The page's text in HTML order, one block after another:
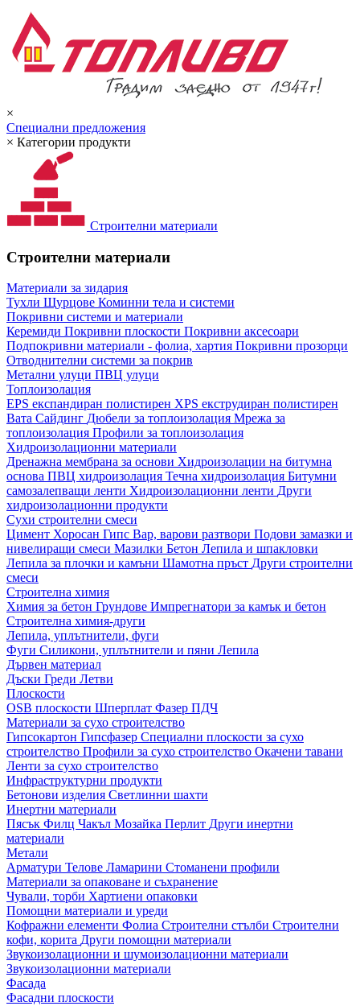
×
Специални предложения
× Категории продукти
Строителни материали
Строителни материали
Материали за зидария
Тухли Щурцове Коминни тела и системи
Покривни системи и материали
Керемиди Покривни плоскости Покривни аксесоари
Подпокривни материали - фолиа, хартия Покривни прозорци
Отводнителни системи за покрив
Метални улуци ПВЦ улуци
Топлоизолация
EPS експандиран полистирен XPS екструдиран полистирен
Вата Сайдинг Дюбели за топлоизолация Мрежа за
топлоизолация Профили за топлоизолация
Хидроизолационни материали
Дренажна мембрана за основи Хидроизолации на битумна
основа ПВЦ хидроизолация Течна хидроизолация Битумни
самозалепващи ленти Хидроизолационни ленти Други
хидроизолационни продукти
Сухи строителни смеси
Цимент Хоросан Гипс Вар, варови разтвори Подови замазки и
нивелиращи смеси Мазилки Бетон Лепила и шпакловки
Лепила за плочки и камъни Шамотна пръст Други строителни
смеси
Строителна химия
Химия за бетон Грундове Импрегнатори за камък и бетон
Строителна химия-други
Лепила, уплътнители, фуги
Фуги Силикони, уплътнители и пяни Лепила
Дървен материал
Дъски Греди Летви
Плоскости
OSB плоскости Шперплат Фазер ПДЧ
Материали за сухо строителство
Гипсокартон Гипсфазер Специални плоскости за сухо
строителство Профили за сухо строителство Окачени тавани
Ленти за сухо строителство
Инфраструктурни продукти
Бетонови изделия Светлинни шахти
Инертни материали
Пясък Филц Чакъл Мозайкa Перлит Други инертни
материали
Метали
Арматури Телове Ламарини Стоманени профили
Материали за опаковане и съхранение
Чували, торби Хартиени опаковки
Помощни материали и уреди
Кофражни елементи Фолиа Строителни стълби Строителни
кофи, корита Други помощни материали
Звукоизолационни и шумоизолационни материали
Звукоизолационни материали
Фасада
Фасадни плоскости